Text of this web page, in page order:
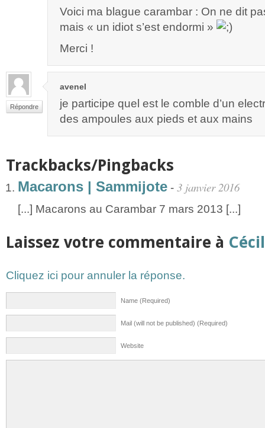
Voici ma blague carambar : On ne dit
mais « un idiot s’est endormi »
Merci !
Répondre
avenel
je participe quel est le comble d’un
des ampoules aux pieds et aux mains
Trackbacks/Pingbacks
Macarons | Sammijote - 3 janvier 2016
[...] Macarons au Carambar 7 mars 2013 [...]
Laissez votre commentaire à
Cliquez ici pour annuler la réponse.
Name (Required)
Mail (will not be published) (Required)
Website